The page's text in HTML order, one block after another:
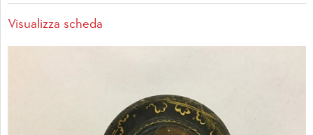
Visualizza scheda